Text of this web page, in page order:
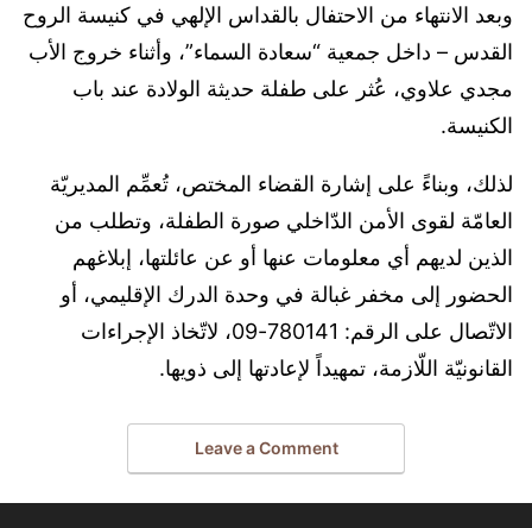
وبعد الانتهاء من الاحتفال بالقداس الإلهي في كنيسة الروح
القدس – داخل جمعية “سعادة السماء”، وأثناء خروج الأب
مجدي علاوي، عُثر على طفلة حديثة الولادة عند باب
الكنيسة.
لذلك، وبناءً على إشارة القضاء المختص، تُعمِّم المديريّة
العامّة لقوى الأمن الدّاخلي صورة الطفلة، وتطلب من
الذين لديهم أي معلومات عنها أو عن عائلتها، إبلاغهم
الحضور إلى مخفر غبالة في وحدة الدرك الإقليمي، أو
الاتّصال على الرقم: 780141-09، لاتّخاذ الإجراءات
القانونيّة اللّازمة، تمهيداً لإعادتها إلى ذويها.
Leave a Comment